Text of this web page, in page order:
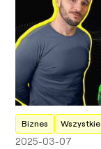
Biznes Wszystkie
2025-03-07